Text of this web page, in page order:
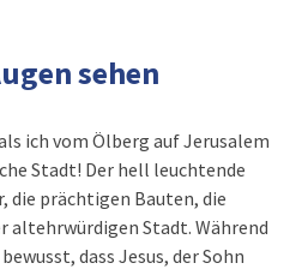
sehen
ich vom Ölberg auf Jerusalem
Stadt! Der hell leuchtende
die prächtigen Bauten, die
altehrwürdigen Stadt. Während
dass Jesus, der Sohn